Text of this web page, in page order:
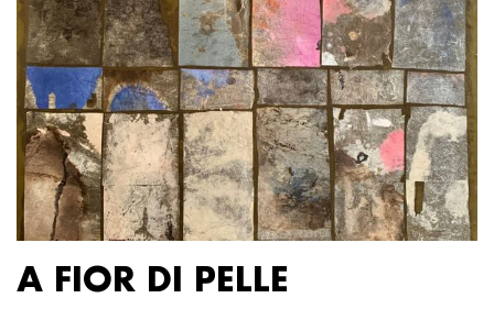
A FIOR DI PELLE